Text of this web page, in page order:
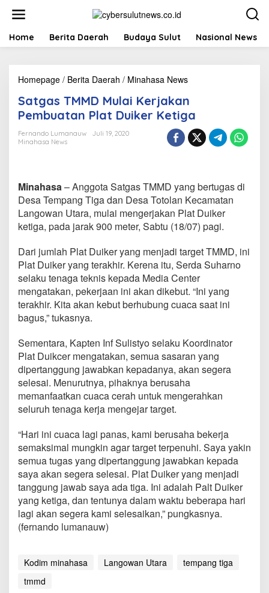
t
Home Berita Daerah Budaya Sulut Nasional News
Homepage / Berita Daerah / Minahasa News
t
g
a
s
T
M
u
l
a
i
e
r
j
a
k
a
e
m
b
u
a
t
l
a
t
u
i
k
e
i
Satgas TMMD Mulai Kerjakan
Pembuatan Plat Duiker Ketiga
Fernando Lumanauw
Juli 19, 2020
Minahasa News
Minahasa– Anggota Satgas TMMD yang bertugas di
Desa Tempang Tiga dan Desa Totolan Kecamatan
Langowan Utara, mulai mengerjakan Plat Duiker
ketiga, pada jarak 900 meter, Sabtu (18/07) pagi.
Dari jumlah Plat Duiker yang menjadi target TMMD, ini
Plat Duiker yang terakhir. Kerena itu, Serda Suharno
selaku tenaga teknis kepada Media Center
mengatakan, pekerjaan ini akan dikebut. “Ini yang
terakhir. Kita akan kebut berhubung cuaca saat ini
bagus,” tukasnya.
Sementara, Kapten Inf Sulistyo selaku Koordinator
Plat Duikcer mengatakan, semua sasaran yang
dipertanggung jawabkan kepadanya, akan segera
selesai. Menurutnya, pihaknya berusaha
memanfaatkan cuaca cerah untuk mengerahkan
seluruh tenaga kerja mengejar target.
“Hari ini cuaca lagi panas, kami berusaha bekerja
semaksimal mungkin agar target terpenuhi. Saya yakin
semua tugas yang dipertanggung jawabkan kepada
saya akan segera selesai. Plat Duiker yang menjadi
tanggung jawab saya ada tiga. Ini adalah Palt Duiker
yang ketiga, dan tentunya dalam waktu beberapa hari
lagi akan segera kami selesaikan,” pungkasnya.
(fernando lumanauw)
Kodim minahasa Langowan Utara
tempang tiga
tmmd